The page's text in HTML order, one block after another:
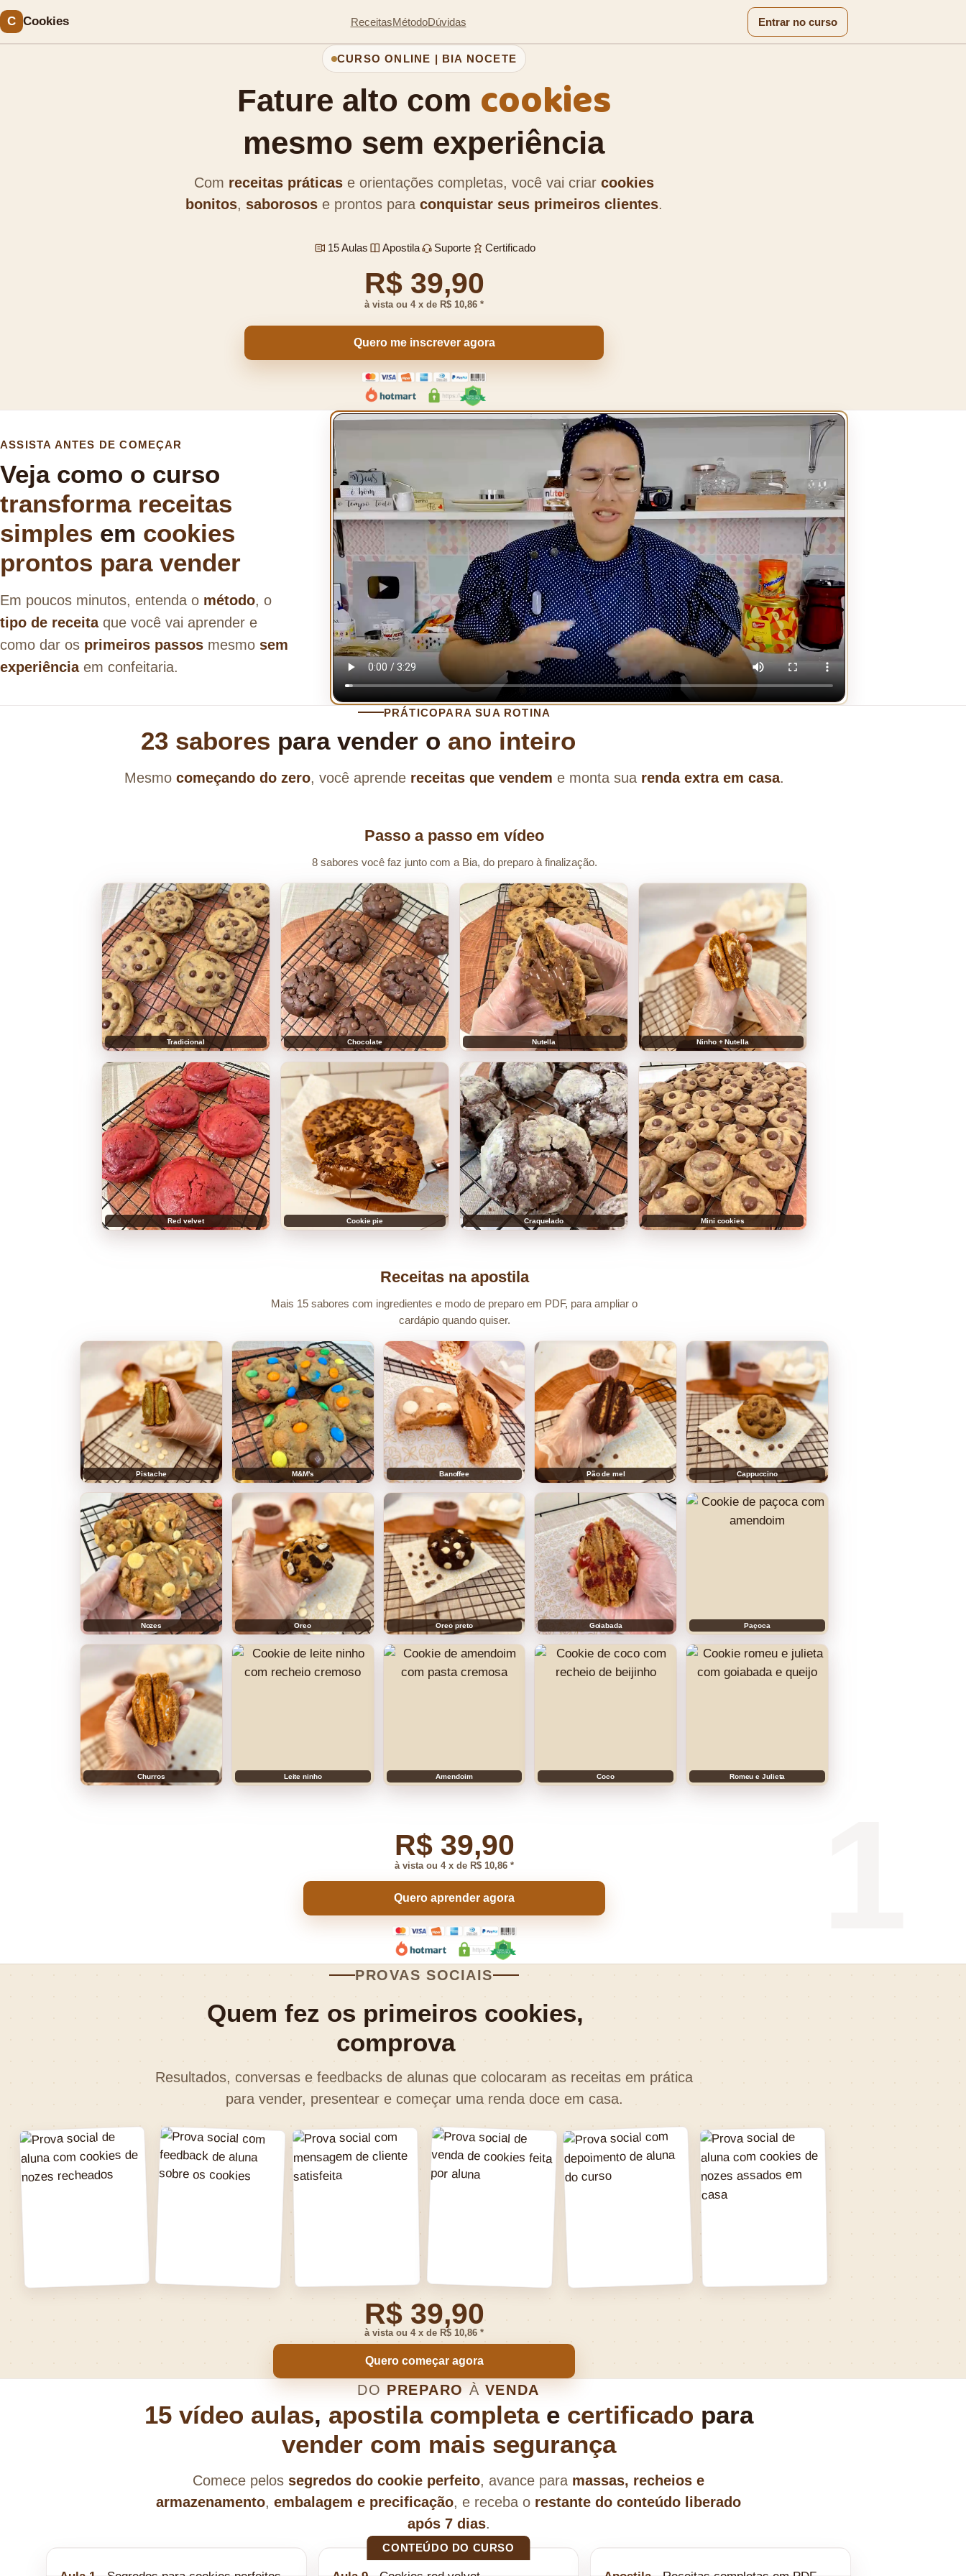
C Cookies ReceitasMétodoDúvidas Entrar no curso
CURSO ONLINE | BIA NOCETE
Fature alto com cookies
mesmo sem experiência
Com receitas práticas e orientações completas, você vai criar cookies
bonitos, saborosos e prontos para conquistar seus primeiros clientes.
15 Aulas Apostila Suporte Certificado
R$ 39,90
à vista ou 4 x de R$ 10,86 *
Quero me inscrever agora
ASSISTA ANTES DE COMEÇAR
Veja como o curso
transforma receitas
simples em cookies
prontos para vender
Em poucos minutos, entenda o método, o
tipo de receitaque você vai aprender e
como dar os primeiros passos mesmo sem
experiênciaem confeitaria.
PRÁTICOPARA SUA ROTINA
23 sabores para vender o ano inteiro
Mesmo começando do zero, você aprende receitas que vendem e monta sua renda extra em casa.
Passo a passo em vídeo
8 sabores você faz junto com a Bia, do preparo à finalização.
Tradicional Chocolate Nutella Ninho + Nutella
Red velvet Cookie pie Craquelado Mini cookies
Receitas na apostila
Mais 15 sabores com ingredientes e modo de preparo em PDF, para ampliar o
cardápio quando quiser.
Pistache M&M's Banoffee Pão de mel Cappuccino
Nozes Oreo Oreo preto Goiabada Paçoca
Churros Leite ninho Amendoim Coco Romeu e Julieta
R$ 39,90
à vista ou 4 x de R$ 10,86 *
Quero aprender agora
PROVAS SOCIAIS
Quem fez os primeiros cookies,
comprova
Resultados, conversas e feedbacks de alunas que colocaram as receitas em prática
para vender, presentear e começar uma renda doce em casa.
R$ 39,90
à vista ou 4 x de R$ 10,86 *
Quero começar agora
DO PREPARO À VENDA
15 vídeo aulas, apostila completae certificado para
vender com mais segurança
Comece pelos segredos do cookie perfeito, avance para massas, recheios e
armazenamento, embalagem e precificação, e receba o restante do conteúdo liberado
após 7 dias.
CONTEÚDO DO CURSO